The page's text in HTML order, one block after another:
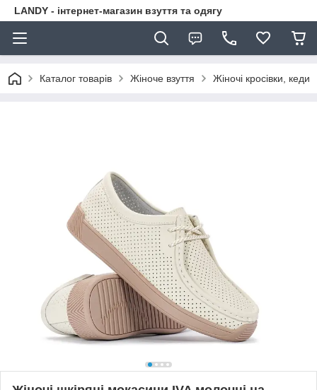
LANDY - інтернет-магазин взуття та одягу
Каталог товарів Жіноче взуття Жіночі кросівки, кеди